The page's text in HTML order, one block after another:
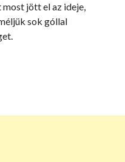
jött el az ideje,
sok góllal